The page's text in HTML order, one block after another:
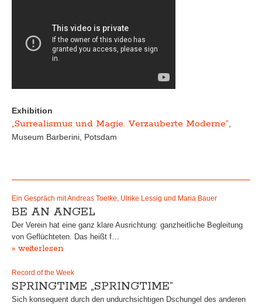
Exhibition
„Surrealismus und Magie. Verzauberte Moderne“
Museum Barberini, Potsdam
Ein Gespräch mit Andreas Toelke, Ulrike Lessig und Maria Bauer
BE AN ANGEL
Der Verein hat eine ganz klare Ausrichtung: ganzheitliche Begleitung
von Geflüchteten. Das heißt f…
» weiterlesen
Record of the Week
SPRINGTIME „SPRINGTIME”
Sich konsequent durch den undurchsichtigen Dschungel des anderen